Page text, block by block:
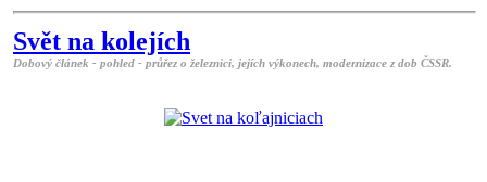
Svět na kolejích
Dobový článek - pohled - průřez o železnici, jejích výkonech, modernizace z dob ČSSR.